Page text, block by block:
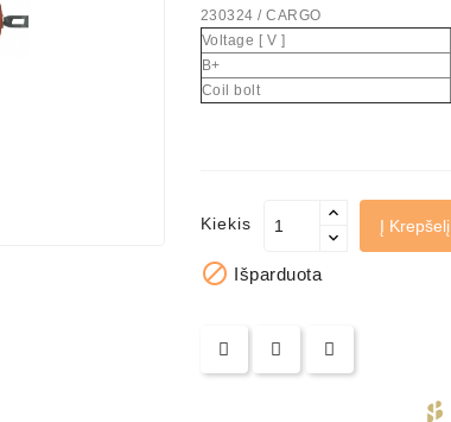
230324 / CARGO
Voltage [ V ]
B+
Coil bolt
Kiekis Į Krepšelį
 Išparduota